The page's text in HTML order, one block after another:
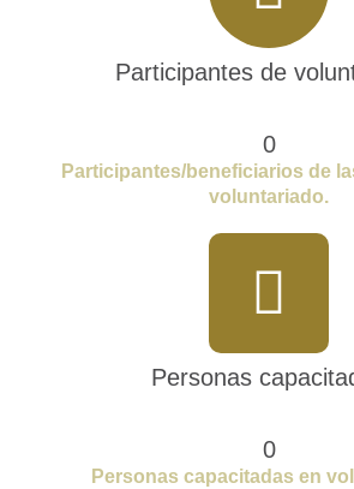
Participantes de
Participantes/beneficiarios de
voluntariado.​
0
Personas
Personas capacitadas en
0